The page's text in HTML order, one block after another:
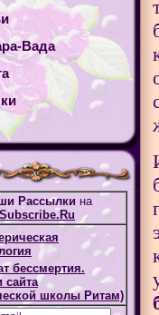
Вада